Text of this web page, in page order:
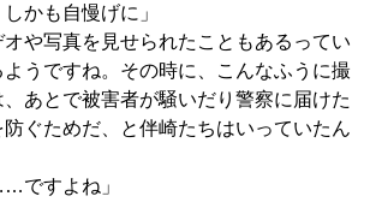
かも自慢げに」
オや写真を見せられたこともあるってい
ようですね。その時に、こんなふうに撮
あとで被害者が騒いだり警察に届けた
防ぐためだ、と伴崎たちはいっていたん
ですよね」